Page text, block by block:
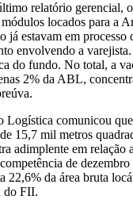
relatório gerencial,
locados para a
estavam em processo
envolvendo a
do fundo. No total, a
2% da ABL,
Logística comunicou
15,7 mil metros
adimplente em relação
de
22,6% da área bruta
do FII.